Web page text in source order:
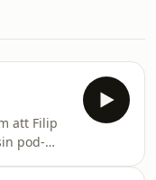
att Filip
pod-